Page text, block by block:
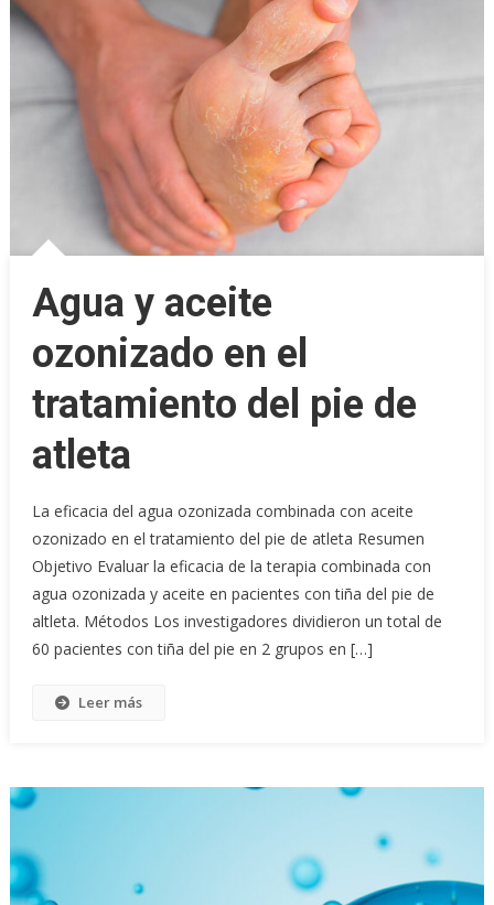
Agua y aceite
ozonizado en el
tratamiento del pie de
atleta
La eficacia del agua ozonizada combinada con aceite
ozonizado en el tratamiento del pie de atleta Resumen
Objetivo Evaluar la eficacia de la terapia combinada con
agua ozonizada y aceite en pacientes con tiña del pie de
altleta. Métodos Los investigadores dividieron un total de
60 pacientes con tiña del pie en 2 grupos en […]
Leer más